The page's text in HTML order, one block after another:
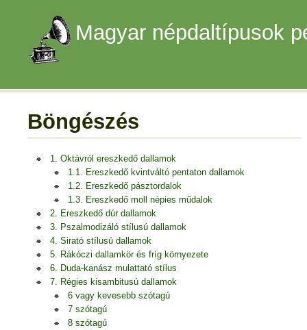
Magyar népdaltípusok
Böngészés
1. Oktávról ereszkedő dallamok
1.1. Ereszkedő kvintváltó pentaton dallamok
1.2. Ereszkedő pásztordalok
1.3. Ereszkedő moll népies műdalok
2. Ereszkedő dúr dallamok
3. Pszalmodizáló stílusú dallamok
4. Sirató stílusú dallamok
5. Rákóczi dallamkör és fríg környezete
6. Duda-kanász mulattató stílus
7. Régies kisambitusú dallamok
6 vagy kevesebb szótagú
7 szótagú
8 szótagú